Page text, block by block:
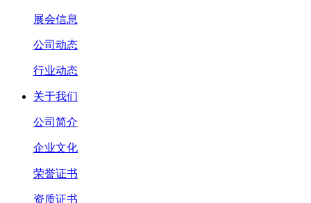
展会信息
公司动态
行业动态
关于我们
公司简介
企业文化
荣誉证书
资质证书